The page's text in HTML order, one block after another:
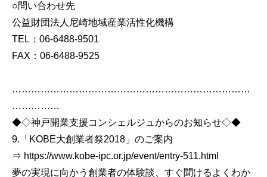
○問い合わせ先
公益財団法人尼崎地域産業活性化機構
TEL：06-6488-9501
FAX：06-6488-9525
…………………………………………………………………
……………
◆◇神戸開業支援コンシェルジュからのお知らせ◇◆
9.「KOBE大創業者祭2018」のご案内
⇒ https://www.kobe-ipc.or.jp/event/entry-511.html
夢の実現に向かう創業者の体験談、すぐ聞けるよくわか